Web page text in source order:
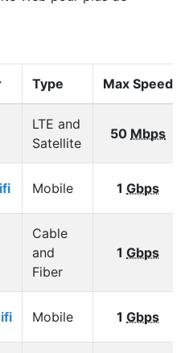
Type Max Speed
LTE and
Satellite
50 Mbps
Mobile 1 Gbps
Cable
and
Fiber
1 Gbps
Mobile 1 Gbps